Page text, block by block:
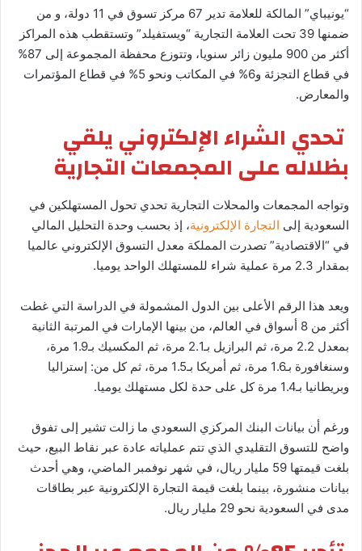
“يونيباي” المالكة للعلامة تدير 67 مركز تسوق في 11 دولة، و من
ضمنها 39 تحت العلامة التجارية “ويستفيلد” وتستقطب هذه المراكز
أكثر من 900 مليون زائر سنويا، وتتوزع محفظة المجموعة إلى 87%
في قطاع التجزئة و6% في المكاتب ونحو 5% في قطاع المؤتمرات
والمعارض.
تحدي الشراء الإلكتروني يلقي
بظلاله على المجمعات التجارية
وتواجه المجمعات والمحلات التجارية تحدي تحول المستهلكين في
السعودية إلى التجارة الإلكترونية، إذ بحسب وحدة التحليل المالي
في “الاقتصادية” تصدرت المملكة معدل التسوق الإلكتروني عالميا
بمقدار 2.3 مرة عملية شراء للمستهلك الواحد يوميا.
ويعد هذا الرقم الأعلى بين الدول المشمولة في الدراسة التي غطت
أكثر من 8 أسواق في العالم، من بينها الإمارات في المرتبة الثانية
بمعدل 2.2 مرة، ثم البرازيل بـ2.1 مرة، ثم المكسيك بـ1.9 مرة،
وسنغافورة بـ1.6 مرة، ثم أمريكا بـ1.5 مرة، ثم كل من: إستراليا
وبريطانيا بـ1.4 مرة كل على حدة لكل مستهلك يوميا.
ورغم أن بيانات البنك المركزي السعودي ما زالت تشير إلى تفوق
واضح للتسوق التقليدي الذي تتم عملياته عادة عبر نقاط البيع، حيث
بلغت قيمتها 59 مليار ريال، في شهر نوفمبر الماضي، وهي أحدث
بيانات منشورة، بينما بلغت قيمة التجارة الإلكترونية عبر بطاقات
مدى في السعودية نحو 29 مليار ريال.